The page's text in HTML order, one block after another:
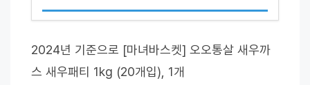
2024년 기준으로 [마녀바스켓] 오오통살 새우까
스 새우패티 1kg (20개입), 1개